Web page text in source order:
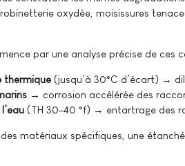
oxydée, moisissures
par une analyse précise de ces
thermique (jusqu’à 30°C d’écart) →
→ corrosion accélérée des
(TH 30–40 °f) → entartrage des
matériaux spécifiques, une